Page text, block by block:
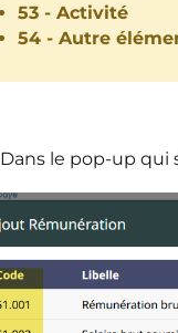
53 - Activité
54 - Autre
Dans le pop-up qui